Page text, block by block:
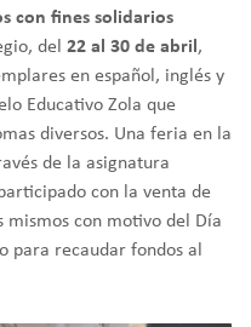
con fines solidarios
del 22 al 30 de abril ,
en español, inglés y
Educativo Zola que
diversos. Una feria en la
de la asignatura
con la venta de
mismos con motivo del Día
para recaudar fondos al